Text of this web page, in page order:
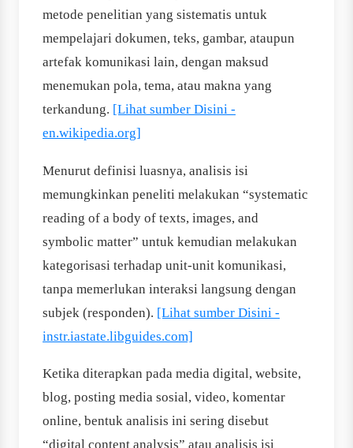
metode penelitian yang sistematis untuk
mempelajari dokumen, teks, gambar, ataupun
artefak komunikasi lain, dengan maksud
menemukan pola, tema, atau makna yang
terkandung. [Lihat sumber Disini -
en.wikipedia.org]
Menurut definisi luasnya, analisis isi
memungkinkan peneliti melakukan “systematic
reading of a body of texts, images, and
symbolic matter” untuk kemudian melakukan
kategorisasi terhadap unit-unit komunikasi,
tanpa memerlukan interaksi langsung dengan
subjek (responden). [Lihat sumber Disini -
instr.iastate.libguides.com]
Ketika diterapkan pada media digital, website,
blog, posting media sosial, video, komentar
online, bentuk analisis ini sering disebut
“digital content analysis” atau analisis isi